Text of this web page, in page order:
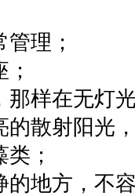
理；
在无灯光
的散射阳光
；
方，不容